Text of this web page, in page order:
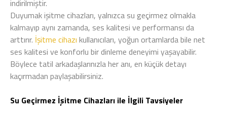
indirilmiştir.
Duyumak işitme cihazları, yalnızca su geçirmez olmakla
kalmayıp aynı zamanda, ses kalitesi ve performansı da
arttırır. İşitme cihazı kullanıcıları, yoğun ortamlarda bile net
ses kalitesi ve konforlu bir dinleme deneyimi yaşayabilir.
Böylece tatil arkadaşlarınızla her anı, en küçük detayı
kaçırmadan paylaşabilirsiniz.
Su Geçirmez İşitme Cihazları ile İlgili Tavsiyeler